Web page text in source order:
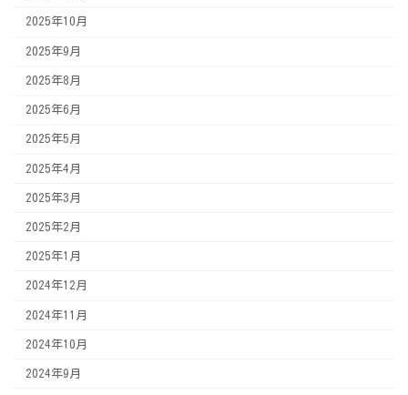
2025年10月
2025年9月
2025年8月
2025年6月
2025年5月
2025年4月
2025年3月
2025年2月
2025年1月
2024年12月
2024年11月
2024年10月
2024年9月